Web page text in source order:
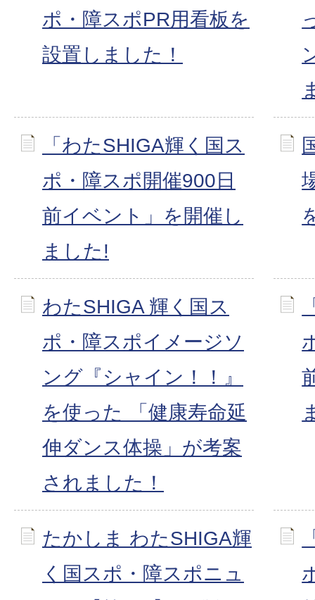
ポ・障スポPR用看板を
設置しました！
「わたSHIGA輝く国ス
ポ・障スポ開催900日
前イベント」を開催し
ました!
わたSHIGA 輝く国ス
ポ・障スポイメージソ
ング『シャイン！！』
を使った 「健康寿命延
伸ダンス体操」が考案
されました！
たかしま わたSHIGA輝
く国スポ・障スポニュ